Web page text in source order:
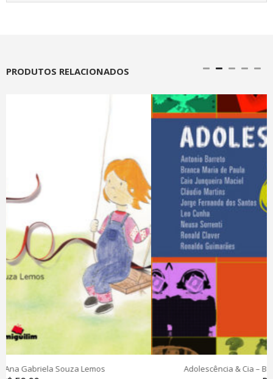
PRODUTOS RELACIONADOS
Adolescência & Cia – Branca Maria de Paula e outros